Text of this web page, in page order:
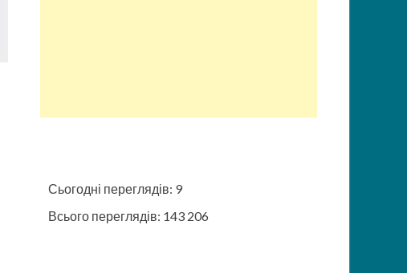
Сьогодні переглядів: 9
Всього переглядів: 143 206